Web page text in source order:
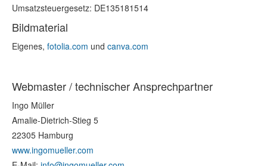
Umsatzsteuergesetz: DE135181514
Bildmaterial
Eigenes, fotolia.com und canva.com
Webmaster / technischer Ansprechpartner
Ingo Müller
Amalie-Dietrich-Stieg 5
22305 Hamburg
www.ingomueller.com